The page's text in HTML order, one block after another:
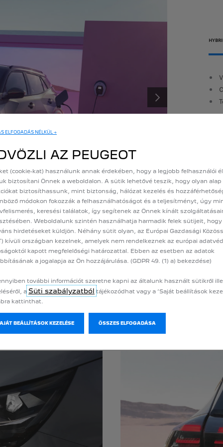
KÖVETKEZŐ
fogyasztás:
kibocsátás (vegyes):127 g/km
: 100 LE
ALLURE
új Full LED-es fényszórók három hosszú karmot formáznak, és hátul
erős személyiséget kölcsönöznek az autónak, mely egyszerre
ELFOGADÁS NÉLKÜL →
AZ PEUGEOT
(cookie-kat) használunk annak érdekében, hogy a legjobb felhasználói
biztosítani Önnek a weboldalon. A sütik lehetővé teszik, hogy olyan alap
biztosíthassunk, mint biztonság, hálózat kezelés és
módokon fokozzák a felhasználhatóságot és a teljesítményt, úgy
keresési találatok, így segítenek az Önnek kínált
Weboldalunk szintén használhatja harmadik felek sütijeit, hogy
hirdetéseket küldjön. Néhány sütit olyan, az Európai Gazdasági
kívüli országban kezelnek, amelyek nem rendelkeznek az európai
kapott megfelelőségi határozattal. Ebben az esetben az adatok
a jogalapja az Ön hozzájárulása. (GDPR 49. (1) a) bekezdése)
további információt szeretne kapni az általunk használt sütikről
a Süti szabályzatból tájékozódhat vagy a ’Saját beállítások
kattinthat.
SAJÁT BEÁLLÍTÁSOK KEZELÉSE ÖSSZES ELFOGADÁSA